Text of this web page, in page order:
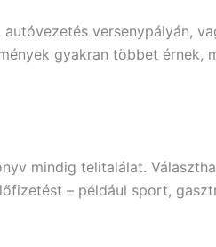
versenypályán,
gyakran többet érnek,
mindig telitalálat.
– például sport,